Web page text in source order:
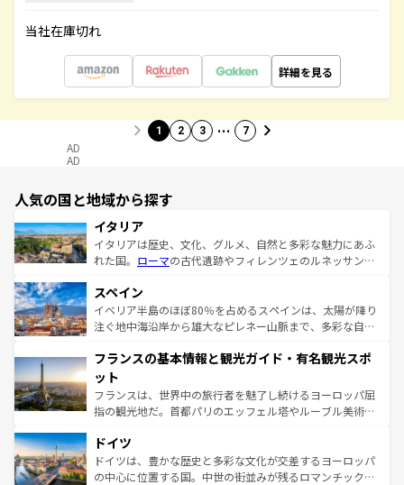
当社在庫切れ
詳細を見る
1 2 3 … 7
AD
AD
人気の国と地域から探す
イタリア
イタリアは歴史、文化、グルメ、自然と多彩な魅力にあふ
れた国。 ローマの古代遺跡やフィレンツェのルネッサンス
ろん、トスカーナの美しい田園風景やアマルフィ海岸の絶
景など、自然景観も見逃せない。観光の合間には、本場の
ピザやパスタなど、絶品のイタリア料理を堪能することも
ませてくれるイタリアで、忘れられない旅をしてみよう！
なお、新着のイタリア情報は
しい。
スペイン
イベリア半島のほぼ80％を占めるスペインは、太陽が降り
注ぐ地中海沿岸から雄大なピレネー山脈まで、多彩な自然
文化が根付くこの国では、情熱的なフラメンコ、熱気あふ
れる闘牛、そして美味しいタパスが生活の一部となってい
る。首都マドリードの洗練された雰囲気や、バルセロナの
アートに溢れた街角から、地方では古代ローマ遺跡や中世
せる。地方によって風土や気候が異なるスペインはその個
性で訪れる人を魅了する。 なお、新着のスペイン情報は コ
ンテンツ一覧を参照してほしい。
フランスの基本情報と観光ガイド・有名観光スポ
ット
フランスは、世界中の旅行者を魅了し続けるヨーロッパ屈
指の観光地だ。首都パリのエッフェル塔やルーブル美術館
で、幅広い魅力が詰まっている。華麗な宮殿、歴史的な大
聖堂、美しいビーチ、そして豊かな自然が、訪れる者を心
から魅了する。また、フランスは美食の国としても知ら
ドイツ
ドイツは、豊かな歴史と多彩な文化が交差するヨーロッパ
の中心に位置する国。中世の街並みが残るロマンチック街